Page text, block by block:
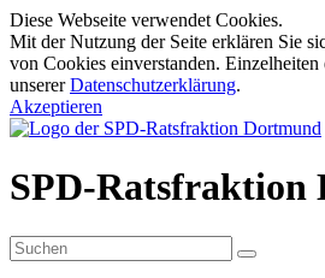
Diese Webseite verwendet Cookies.
Mit der Nutzung der Seite erklären Sie
von Cookies einverstanden. Einzelheiten
unsererDatenschutzerklärung.
Akzeptieren
SPD-Ratsfraktion